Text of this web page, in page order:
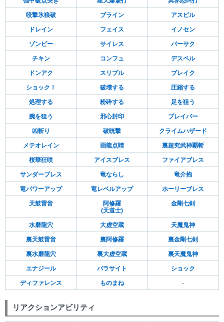
咬撃氷狼破 ブライン アスピル
ドレイン フェイス イノセン
ゾンビー サイレス バーサク
チキン コンフュ デスペル
ドンアク スリプル ブレイク
ショック！ 破壊する 圧縮する
処理する 粉砕する 足を狙う
腕を狙う 邪心封印 ブレイバー
凶斬り 破晄撃 クライムハザード
メテオレイン 画龍点睛 裏超究武神覇斬
桜華狂咲 アイスブレス ファイアブレス
サンダーブレス 竜ならし 竜介抱
竜パワーアップ 竜レベルアップ ホーリーブレス
天鼓雷音
阿修羅
(天道士)
金剛七剣
水磨龍穴 大虚空蔵 天魔鬼神
裏天鼓雷音 裏阿修羅 裏金剛七剣
裏水磨龍穴 裏大虚空蔵 裏天魔鬼神
エナジール パラサイト ショック
ディファレンス ものまね -
リアクションアビリティ